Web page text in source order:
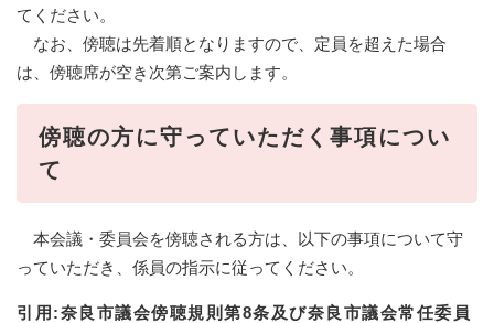
てください。
なお、傍聴は先着順となりますので、定員を超えた場合
は、傍聴席が空き次第ご案内します。
傍聴の方に守っていただく事項につい
て
本会議・委員会を傍聴される方は、以下の事項について守
っていただき、係員の指示に従ってください。
引用:奈良市議会傍聴規則第8条及び奈良市議会常任委員